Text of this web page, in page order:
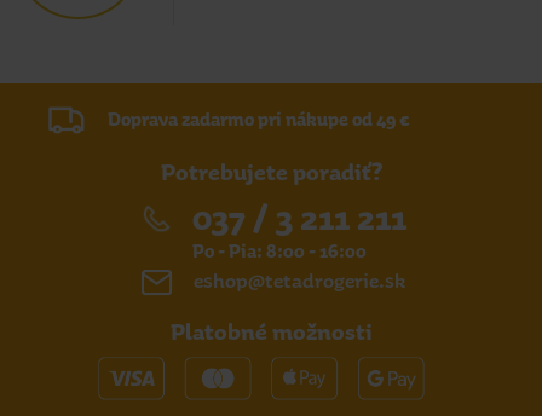
Doprava zadarmo pri nákupe od 49 €
Potrebujete poradiť?
037 / 3 211 211
Po - Pia: 8:00 - 16:00
eshop@tetadrogerie.sk
Platobné možnosti